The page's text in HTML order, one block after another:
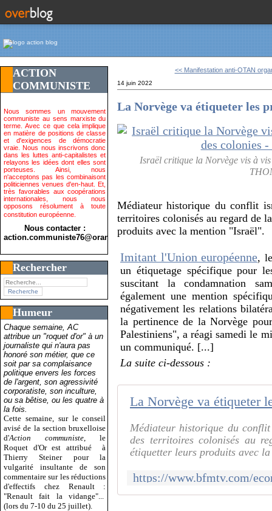
ACTION
COMMUNISTE
Nous sommes un mouvement
communiste au sens marxiste du
terme. Avec ce que cela implique
en matière de positions de classe
et d'exigences de démocratie
vraie. Nous nous inscrivons donc
dans les luttes anti-capitalistes et
relayons les idées dont elles sont
porteuses. Ainsi, nous
n'acceptons pas les combinaisont
politiciennes venues d'en-haut. Et,
très favorables aux coopérations
internationales, nous nous
opposons résolument à toute
constitution européenne.
Nous contacter :
action.communiste76@orange.fr>
Rechercher
Humeur
Chaque semaine, AC
attribue un "roquet d'or" à un
journaliste qui n'aura pas
honoré son métier, que ce
soit par sa complaisance
politique envers les forces
de l'argent, son agressivité
corporatiste, son inculture,
ou sa bêtise, ou les quatre à
la fois.
Cette semaine, sur le conseil
avisé de la section bruxelloise
d'Action communiste , le
Roquet d'Or est attribué
à
Thierry Steiner pour la
vulgarité insultante de son
commentaire sur les réductions
d'effectifs chez Renault :
"Renault fait la vidange"...
(lors du 7-10 du 25 juillet).
<< Manifestation anti-OTAN
14 juin 2022
La Norvège va étiqueter les
Israël critique la Norvège vis à
Médiateur historique du conflit
territoires colonisés au regard de
produits avec la mention "Israël".
Imitant l'Union européenne,
un étiquetage spécifique pour
suscitant la condamnation
également une mention
négativement les relations
la pertinence de la Norvège
Palestiniens", a réagi samedi le
un communiqué. [...]
La suite ci-dessous :
Médiateur historique du
des territoires colonisés au
étiquetter leurs produits avec